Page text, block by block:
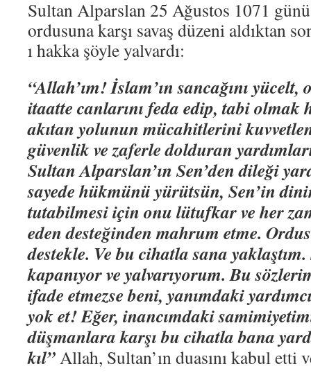
Sultan Alparslan 25 Ağustos 1071
ordusuna karşı savaş düzeni aldıktan
ı hakka şöyle yalvardı:
“Allah’ım! İslam’ın sancağını yücelt,
itaatte canlarını feda edip, tabi olmak
akıtan yolunun mücahitlerini
güvenlik ve zaferle dolduran
Sultan Alparslan’ın Sen’den dileği
sayede hükmünü yürütsün, Sen’in
tutabilmesi için onu lütufkar ve her
eden desteğinden mahrum etme.
destekle. Ve bu cihatla sana yaklaştım.
kapanıyor ve yalvarıyorum. Bu
ifade etmezse beni, yanımdaki
yok et! Eğer, inancımdaki
düşmanlara karşı bu cihatla bana
kıl”Allah, Sultan’ın duasını kabul etti